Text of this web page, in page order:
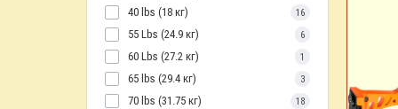
40 lbs (18 кг) 16
55 Lbs (24.9 кг) 6
60 Lbs (27.2 кг) 1
65 lbs (29.4 кг) 3
70 lbs (31.75 кг) 18